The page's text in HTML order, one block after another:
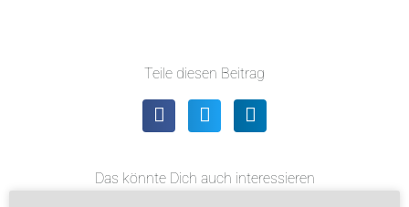
Teile diesen Beitrag
Das könnte Dich auch interessieren